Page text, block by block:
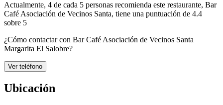
Actualmente, 4 de cada 5 personas recomienda este restaurante, Bar
Café Asociación de Vecinos Santa, tiene una puntuación de 4.4
sobre 5
¿Cómo contactar con Bar Café Asociación de Vecinos Santa
Margarita El Salobre?
Ver teléfono
Ubicación